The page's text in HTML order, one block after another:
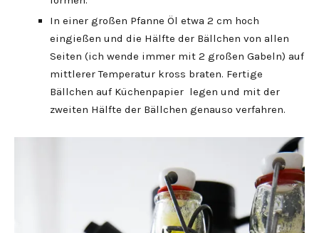
In einer großen Pfanne Öl etwa 2 cm hoch
eingießen und die Hälfte der Bällchen von allen
Seiten (ich wende immer mit 2 großen Gabeln) auf
mittlerer Temperatur kross braten. Fertige
Bällchen auf Küchenpapier legen und mit der
zweiten Hälfte der Bällchen genauso verfahren.